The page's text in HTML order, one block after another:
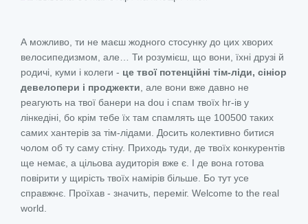
А можливо, ти не маєш жодного стосунку до цих хворих
велосипедизмом, але… Ти розумієш, що вони, їхні друзі й
родичі, куми і колеги - це твої потенційні тім-ліди, сініор
девелопери і проджекти , але вони вже давно не
реагують на твої банери на dou і спам твоїх hr-ів у
лінкедіні, бо крім тебе їх там спамлять ще 100500 таких
самих хантерів за тім-лідами. Досить колективно битися
чолом об ту саму стіну. Приходь туди, де твоїх конкурентів
ще немає, а цільова аудиторія вже є. І де вона готова
повірити у щирість твоїх намірів більше. Бо тут усе
справжнє. Проїхав - значить, переміг. Welcome to the real
world.